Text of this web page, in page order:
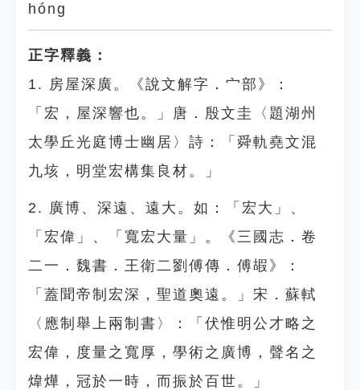
hóng
正字釋義：
1. 房屋深廣。《說文解字．宀部》：
「宏，屋深響也。」唐．殷文圭〈題湖州
太學丘光庭博士幽居〉詩：「舜軌堯文混
九垓，明堂宏構集良材。」
2. 廣博、深遠、遠大。如：「宏大」、
「宏偉」、「寬宏大量」。《三國志．卷
二一．魏書．王衛二劉傅傳．傅嘏》：
「蓋聞帝制宏深，聖道奧遠。」宋．蘇軾
〈應制舉上兩制書〉：「伏惟明公才略之
宏偉，度量之寬厚，學術之廣博，聲名之
煒燁，冠於一時，而振於百世。」